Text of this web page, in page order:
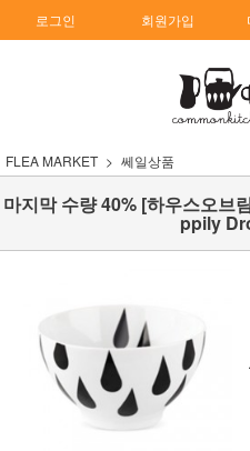
로그인 회원가입
FLEA MARKET 쎄일상품
마지막 수량 40% [하우스오
ppily